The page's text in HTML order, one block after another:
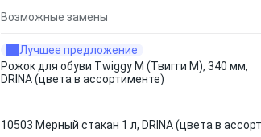
Возможные замены
Лучшее предложение
Рожок для обуви Twiggy M (Твигги М), 340 мм,
DRINA (цвета в ассортименте)
10503 Мерный стакан 1 л, DRINA (цвета в